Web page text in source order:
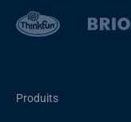
Produits